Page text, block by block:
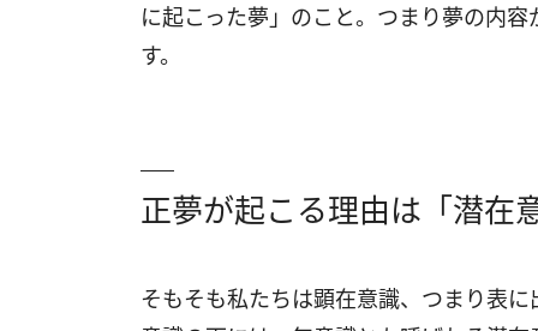
に起こった夢」のこと。つまり夢の内
す。
正夢が起こる理由は「潜在
そもそも私たちは顕在意識、つまり表